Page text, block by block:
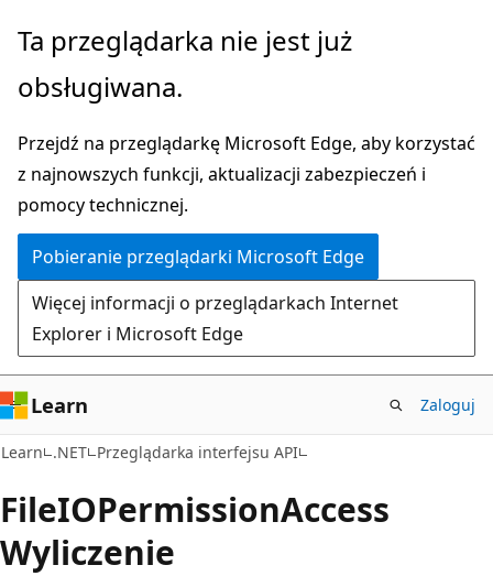
Przejdź
głównej
Przejdź
nawigacji
stronie
Ta przeglądarka nie jest już
obsługiwana.
Przejdź na przeglądarkę Microsoft Edge, aby korzystać
z najnowszych funkcji, aktualizacji zabezpieczeń i
pomocy technicznej.
Pobieranie przeglądarki Microsoft Edge
Więcej informacji o przeglądarkach Internet
Explorer i Microsoft Edge
Learn Zaloguj
Learn .NET Przeglądarka interfejsu API
FileIOPermissionAccess
Wyliczenie